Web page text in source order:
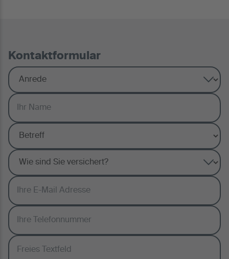
Kontaktformular